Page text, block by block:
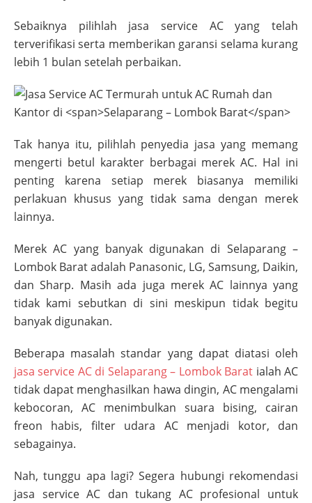
Sebaiknya pilihlah jasa service AC yang telah
terverifikasi serta memberikan garansi selama kurang
lebih 1 bulan setelah perbaikan.
Tak hanya itu, pilihlah penyedia jasa yang memang
mengerti betul karakter berbagai merek AC. Hal ini
penting karena setiap merek biasanya memiliki
perlakuan khusus yang tidak sama dengan merek
lainnya.
Merek AC yang banyak digunakan di Selaparang –
Lombok Baratadalah Panasonic, LG, Samsung, Daikin,
dan Sharp. Masih ada juga merek AC lainnya yang
tidak kami sebutkan di sini meskipun tidak begitu
banyak digunakan.
Beberapa masalah standar yang dapat diatasi oleh
jasa service AC di Selaparang – Lombok Barat ialah AC
tidak dapat menghasilkan hawa dingin, AC mengalami
kebocoran, AC menimbulkan suara bising, cairan
freon habis, filter udara AC menjadi kotor, dan
sebagainya.
Nah, tunggu apa lagi? Segera hubungi rekomendasi
jasa service AC dan tukang AC profesional untuk